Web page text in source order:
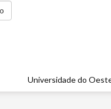
Universidade do